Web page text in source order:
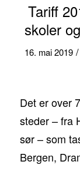
Tariff
skoler
16. mai 2019 /
Det er over
steder – fra
sør – som
Bergen,